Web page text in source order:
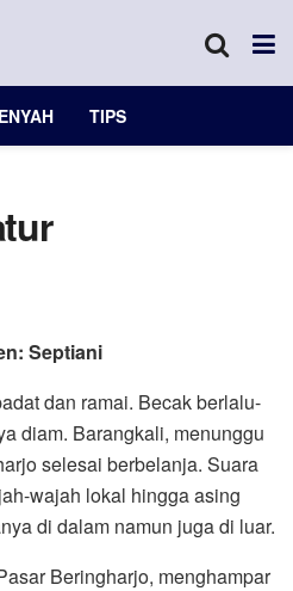
TIPS
Septiani
dan ramai. Becak berlalu-
diam. Barangkali, menunggu
selesai berbelanja. Suara
wajah lokal hingga asing
di dalam namun juga di luar.
Beringharjo, menghampar